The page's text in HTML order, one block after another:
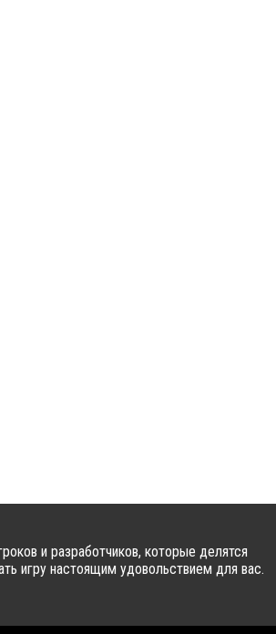
и разработчиков, которые делятся
игру настоящим удовольствием для вас.